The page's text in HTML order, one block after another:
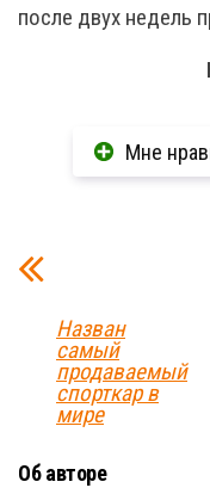
после двух недель
Мне
Назван
самый
продаваемый
спорткар в
мире
Об авторе